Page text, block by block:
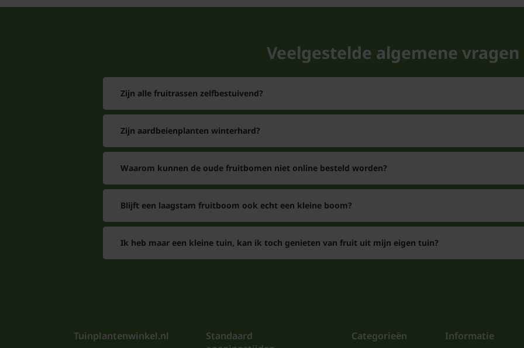
Veelgestelde algemene vragen
Zijn alle fruitrassen zelfbestuivend?
Zijn aardbeienplanten winterhard?
Waarom kunnen de oude fruitbomen niet online besteld worden?
Blijft een laagstam fruitboom ook echt een kleine boom?
Ik heb maar een kleine tuin, kan ik toch genieten van fruit uit mijn eigen tuin?
Tuinplantenwinkel.nl
Standaard
Categorieën Informatie